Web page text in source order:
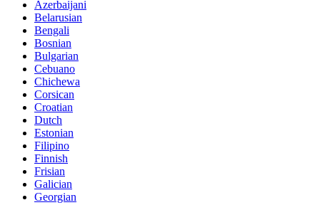
Azerbaijani
Belarusian
Bengali
Bosnian
Bulgarian
Cebuano
Chichewa
Corsican
Croatian
Dutch
Estonian
Filipino
Finnish
Frisian
Galician
Georgian